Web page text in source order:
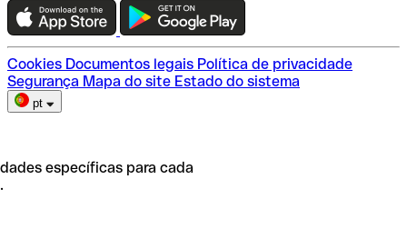
Escolha do plano
Cookies Documentos legais Política de privacidade
Segurança Mapa do site Estado do sistema
pt
específicas para cada